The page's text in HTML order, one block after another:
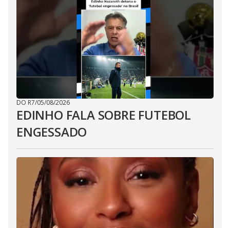
DO R7/05/08/2026
EDINHO FALA SOBRE FUTEBOL
ENGESSADO